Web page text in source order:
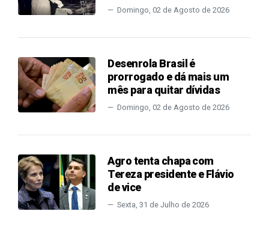
Domingo, 02 de Agosto de 2026
Desenrola Brasil é
prorrogado e dá mais um
mês para quitar dívidas
Domingo, 02 de Agosto de 2026
Agro tenta chapa com
Tereza presidente e Flávio
de vice
Sexta, 31 de Julho de 2026